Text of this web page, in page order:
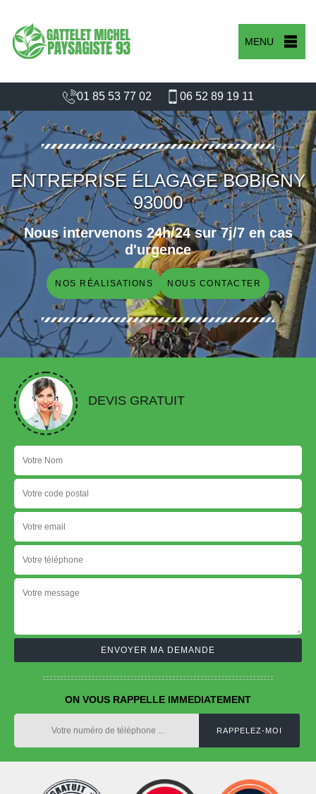
MENU
01 85 53 77 02 06 52 89 19 11
ENTREPRISE ÉLAGAGE BOBIGNY
93000
Nous intervenons 24h/24 sur 7j/7 en cas
d'urgence
NOS RÉALISATIONS NOUS CONTACTER
DEVIS GRATUIT
ON VOUS RAPPELLE IMMEDIATEMENT